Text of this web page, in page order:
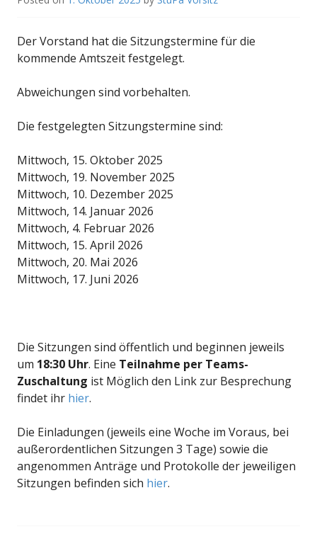
Der Vorstand hat die Sitzungstermine für die
kommende Amtszeit festgelegt.
Abweichungen sind vorbehalten.
Die festgelegten Sitzungstermine sind:
Mittwoch, 15. Oktober 2025
Mittwoch, 19. November 2025
Mittwoch, 10. Dezember 2025
Mittwoch, 14. Januar 2026
Mittwoch, 4. Februar 2026
Mittwoch, 15. April 2026
Mittwoch, 20. Mai 2026
Mittwoch, 17. Juni 2026
Die Sitzungen sind öffentlich und beginnen jeweils
um 18:30 Uhr. Eine Teilnahme per Teams-
Zuschaltung ist Möglich den Link zur Besprechung
findet ihr hier.
Die Einladungen (jeweils eine Woche im Voraus, bei
außerordentlichen Sitzungen 3 Tage) sowie die
angenommen Anträge und Protokolle der jeweiligen
Sitzungen befinden sich hier.